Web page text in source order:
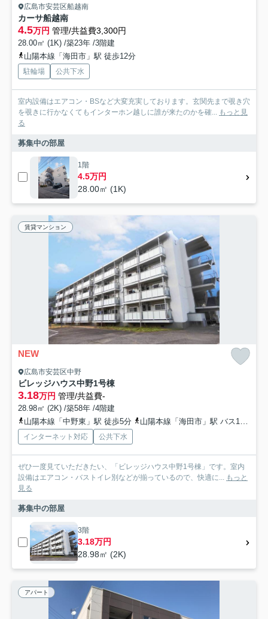
広島市安芸区船越南
カーサ船越南
4.5万円 管理/共益費3,300円
28.00㎡ (1K) /築23年 /3階建
山陽本線「海田市」駅 徒歩12分
駐輪場 公共下水
室内設備はエアコン・BSなど大変充実しております。玄関先まで覗き穴
を覗きに行かなくてもインターホン越しに誰が来たのかを確... もっと見
る
募集中の部屋
1階
4.5万円
28.00㎡ (1K)
賃貸マンション
NEW
広島市安芸区中野
ビレッジハウス中野1号棟
3.18万円 管理/共益費-
28.98㎡ (2K) /築58年 /4階建
山陽本線「中野東」駅 徒歩5分
山陽本線「海田市」駅 バス11分 「平原橋（芸陽バス）」 停歩6分
インターネット対応 公共下水
ぜひ一度見ていただきたい、「ビレッジハウス中野1号棟」です。室内
設備はエアコン・バストイレ別などが揃っているので、快適に... もっと
見る
募集中の部屋
3階
3.18万円
28.98㎡ (2K)
アパート